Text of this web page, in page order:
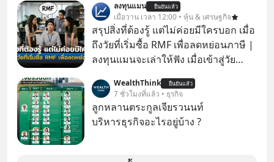
ทันที มาฟัง “ป้าเก๋าเล่ากลโกง” เพื่อรู้ทัน
มุกหลอกลวงในคราบความน่าเชื่อถือ
กันค่ะ #แก้เกมกลโกง #ป้าเก๋าเล่ากล
โกง #LivesSustainably #อยู่อย่าง
ยั่งยืน #CyberSecurity #ป้าเก๋า
#FraudEducation #FinancialLiteracy
#DigitalBankWithHumanTouch
ลงทุนแมน ยืนยันแล้ว
เมื่อวาน เวลา 12:00 • หุ้น & เศรษฐกิจ
สรุปสิ่งที่ต้องรู้ แต่ไม่ค่อยมีใครบอก เมื่อ
ถึงวัยที่เริ่มซื้อ RMF เพื่อลดหย่อนภาษี |
ลงทุนแมนจะเล่าให้ฟัง เมื่อเข้าสู่วัย
ภาษี หลายคนมักได้รับคำแนะนำให้
ลงทุนใน RMF เพราะนอกจากจะช่วยลด
หย่อนภาษีได้แล้ว ยังเป็นโอกาสในการ
สร้างความมั่งคั่งระยะยาว แต่น้อยคน
WealthThink ยืนยันแล้ว
7 ชั่วโมงที่แล้ว • ธุรกิจ
ลูกหลานตระกูลเจียรวนนท์
บริหารธุรกิจอะไรอยู่บ้าง ?